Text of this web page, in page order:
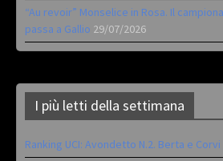
“Au revoir” Monselice in Rosa. Il
passa a Gallio 29/07/2026
I più letti della settimana
Ranking UCI: Avondetto N.2. Berta e Corvi